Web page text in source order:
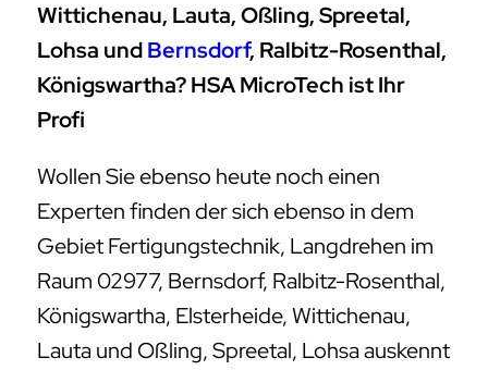
Wittichenau, Lauta, Oßling, Spreetal,
Lohsa undBernsdorf, Ralbitz-Rosenthal,
Königswartha? HSA MicroTech ist Ihr
Profi
Wollen Sie ebenso heute noch einen
Experten finden der sich ebenso in dem
Gebiet Fertigungstechnik, Langdrehen im
Raum 02977, Bernsdorf, Ralbitz-Rosenthal,
Königswartha, Elsterheide, Wittichenau,
Lauta und Oßling, Spreetal, Lohsa auskennt